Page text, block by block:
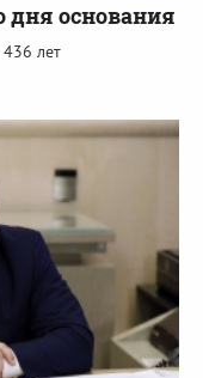
дня основания
лет